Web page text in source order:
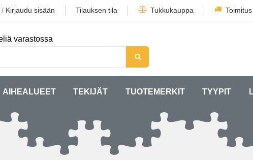
/ Kirjaudu sisään Tilauksen tila Tukkukauppa Toimitus
varastossa
AIHEALUEET TEKIJÄT TUOTEMERKIT TYYPIT